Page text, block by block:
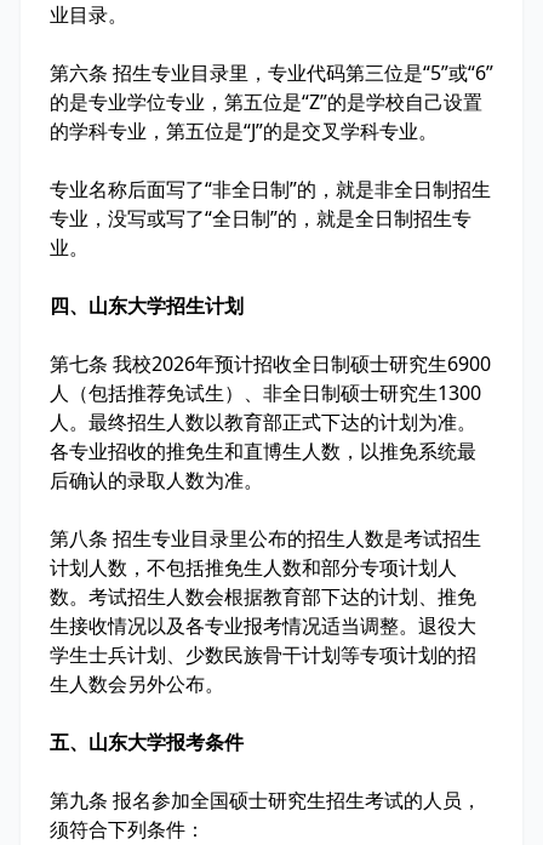
业目录。
第六条 招生专业目录里，专业代码第三位是“5”或“6”
的是专业学位专业，第五位是“Z”的是学校自己设置
的学科专业，第五位是“J”的是交叉学科专业。
专业名称后面写了“非全日制”的，就是非全日制招生
专业，没写或写了“全日制”的，就是全日制招生专
业。
四、山东大学招生计划
第七条 我校2026年预计招收全日制硕士研究生6900
人（包括推荐免试生）、非全日制硕士研究生1300
人。最终招生人数以教育部正式下达的计划为准。
各专业招收的推免生和直博生人数，以推免系统最
后确认的录取人数为准。
第八条 招生专业目录里公布的招生人数是考试招生
计划人数，不包括推免生人数和部分专项计划人
数。考试招生人数会根据教育部下达的计划、推免
生接收情况以及各专业报考情况适当调整。退役大
学生士兵计划、少数民族骨干计划等专项计划的招
生人数会另外公布。
五、山东大学报考条件
第九条 报名参加全国硕士研究生招生考试的人员，
须符合下列条件：